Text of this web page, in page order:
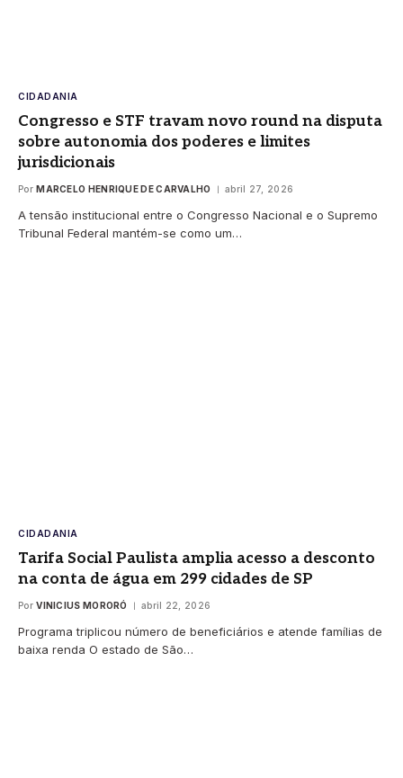
CIDADANIA
Congresso e STF travam novo round na disputa
sobre autonomia dos poderes e limites
jurisdicionais
Por MARCELO HENRIQUE DE CARVALHO abril 27, 2026
A tensão institucional entre o Congresso Nacional e o Supremo
Tribunal Federal mantém-se como um…
CIDADANIA
Tarifa Social Paulista amplia acesso a desconto
na conta de água em 299 cidades de SP
Por VINICIUS MORORÓ abril 22, 2026
Programa triplicou número de beneficiários e atende famílias de
baixa renda O estado de São…